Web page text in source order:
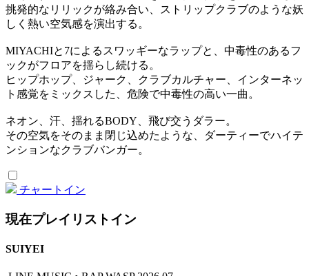
挑発的なリリックが絡み合い、ストリップクラブのような妖
しく熱い空気感を演出する。
MIYACHIと7によるスワッギーなラップと、中毒性のあるフ
ックがフロアを揺らし続ける。
ヒップホップ、ジャーク、クラブカルチャー、インターネッ
ト感覚をミックスした、危険で中毒性の高い一曲。
ネオン、汗、揺れるBODY、飛び交うダラー。
その空気をそのまま閉じ込めたような、ダーティーでハイテ
ンションなクラブバンガー。
チャートイン
現在プレイリストイン
SUIYEI